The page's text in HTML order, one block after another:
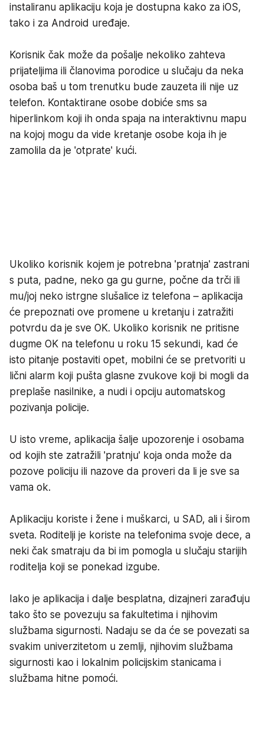
instaliranu aplikaciju koja je dostupna kako za iOS,
tako i za Android uređaje.
Korisnik čak može da pošalje nekoliko zahteva
prijateljima ili članovima porodice u slučaju da neka
osoba baš u tom trenutku bude zauzeta ili nije uz
telefon. Kontaktirane osobe dobiće sms sa
hiperlinkom koji ih onda spaja na interaktivnu mapu
na kojoj mogu da vide kretanje osobe koja ih je
zamolila da je 'otprate' kući.
Ukoliko korisnik kojem je potrebna 'pratnja' zastrani
s puta, padne, neko ga gu gurne, počne da trči ili
mu/joj neko istrgne slušalice iz telefona – aplikacija
će prepoznati ove promene u kretanju i zatražiti
potvrdu da je sve OK. Ukoliko korisnik ne pritisne
dugme OK na telefonu u roku 15 sekundi, kad će
isto pitanje postaviti opet, mobilni će se pretvoriti u
lični alarm koji pušta glasne zvukove koji bi mogli da
preplaše nasilnike, a nudi i opciju automatskog
pozivanja policije.
U isto vreme, aplikacija šalje upozorenje i osobama
od kojih ste zatražili 'pratnju' koja onda može da
pozove policiju ili nazove da proveri da li je sve sa
vama ok.
Aplikaciju koriste i žene i muškarci, u SAD, ali i širom
sveta. Roditelji je koriste na telefonima svoje dece, a
neki čak smatraju da bi im pomogla u slučaju starijih
roditelja koji se ponekad izgube.
Iako je aplikacija i dalje besplatna, dizajneri zarađuju
tako što se povezuju sa fakultetima i njihovim
službama sigurnosti. Nadaju se da će se povezati sa
svakim univerzitetom u zemlji, njihovim službama
sigurnosti kao i lokalnim policijskim stanicama i
službama hitne pomoći.